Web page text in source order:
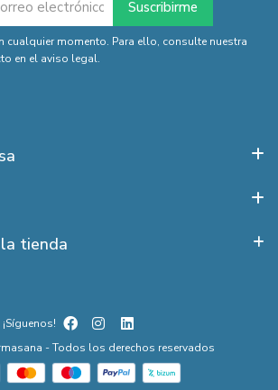
cualquier momento. Para ello, consulte nuestra
en el aviso legal.
tienda
- Todos los derechos reservados
¡Síguenos!